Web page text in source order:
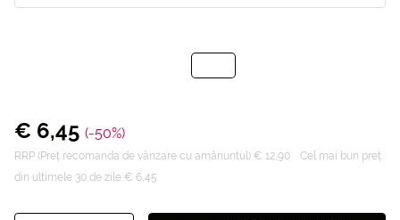
€ 6,45 (-50%)
RRP (Preț recomanda de vânzare cu amănuntul) € 12,90
Cel mai bun preț
din ultimele 30 de zile € 6,45